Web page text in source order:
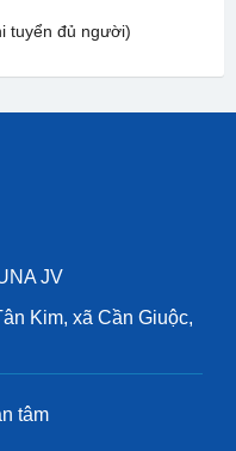
tuyển đủ người)
JV
Kim, xã Cần Giuộc,
tâm